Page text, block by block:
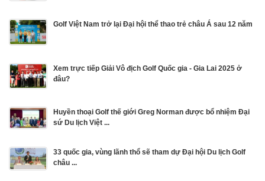
Golf Việt Nam trở lại Đại hội thể thao trẻ châu Á sau 12 năm
Xem trực tiếp Giải Vô địch Golf Quốc gia - Gia Lai 2025 ở
đâu?
Huyền thoại Golf thế giới Greg Norman được bổ nhiệm Đại
sứ Du lịch Việt ...
33 quốc gia, vùng lãnh thổ sẽ tham dự Đại hội Du lịch Golf
châu ...